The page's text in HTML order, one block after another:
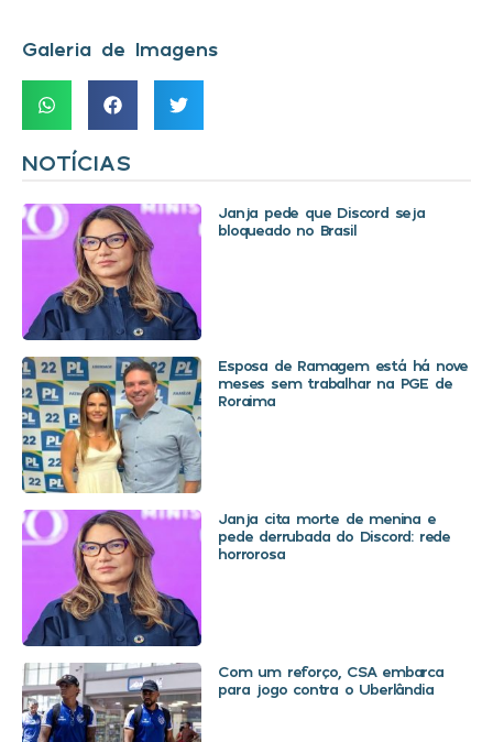
Galeria de Imagens
NOTÍCIAS
Janja pede que Discord seja
bloqueado no Brasil
Esposa de Ramagem está há nove
meses sem trabalhar na PGE de
Roraima
Janja cita morte de menina e
pede derrubada do Discord: rede
horrorosa
Com um reforço, CSA embarca
para jogo contra o Uberlândia